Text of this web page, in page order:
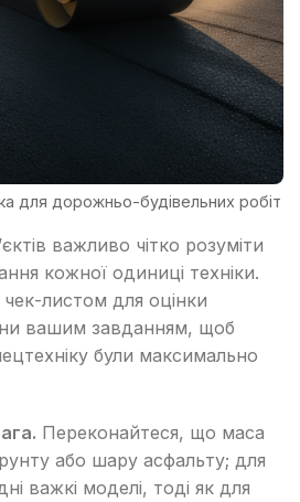
для дорожньо-будівельних робіт
важливо чітко розуміти
кожної одиниці техніки.
листом для оцінки
вашим завданням, щоб
були максимально
Переконайтеся, що маса
або шару асфальту; для
важкі моделі, тоді як для